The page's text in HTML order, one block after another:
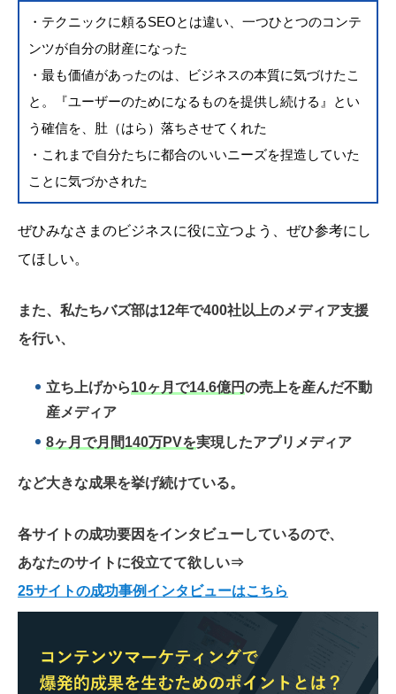
・テクニックに頼るSEOとは違い、一つひとつのコンテ
ンツが自分の財産になった
・最も価値があったのは、ビジネスの本質に気づけたこ
と。『ユーザーのためになるものを提供し続ける』とい
う確信を、肚（はら）落ちさせてくれた
・これまで自分たちに都合のいいニーズを捏造していた
ことに気づかされた
ぜひみなさまのビジネスに役に立つよう、ぜひ参考にし
てほしい。
また、私たちバズ部は12年で400社以上のメディア支援
を行い、
立ち上げから10ヶ月で14.6億円の売上を産んだ不動
産メディア
8ヶ月で月間140万PVを実現したアプリメディア
など大きな成果を挙げ続けている。
各サイトの成功要因をインタビューしているので、
あなたのサイトに役立てて欲しい⇒
25サイトの成功事例インタビューはこちら